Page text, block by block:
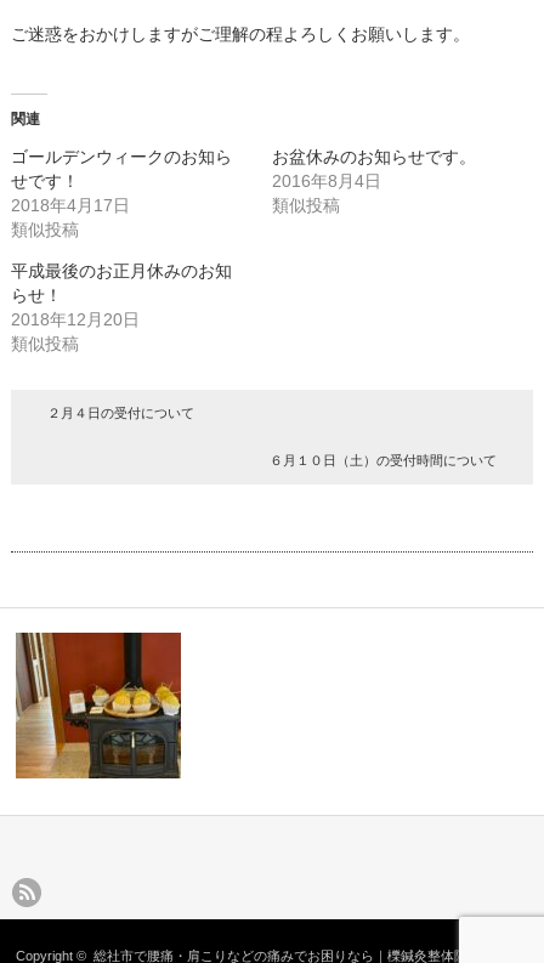
ご迷惑をおかけしますがご理解の程よろしくお願いします。
関連
ゴールデンウィークのお知ら
せです！
2018年4月17日
類似投稿
お盆休みのお知らせです。
2016年8月4日
類似投稿
平成最後のお正月休みのお知
らせ！
2018年12月20日
類似投稿
２月４日の受付について
６月１０日（土）の受付時間について
Copyright ©総社市で腰痛・肩こりなどの痛みでお困りなら｜櫟鍼灸整体院へ